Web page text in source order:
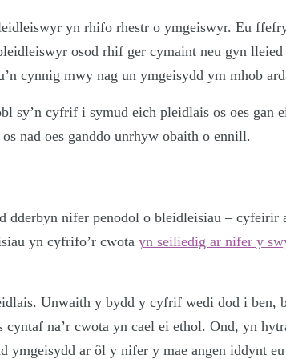
yn rhifo rhestr o ymgeiswyr. Eu
osod rhif ger cymaint neu gyn
cynnig mwy nag un ymgeisydd ym mhob
sy’n cyfrif i symud eich pleidlais os oes gan
nad oes ganddo unrhyw obaith o ennill.
dderbyn nifer penodol o bleidleisiau – cyfeirir
yn cyfrifo’r cwota yn seiliedig ar nifer y
Unwaith y bydd y cyfrif wedi dod i ben,
na’r cwota yn cael ei ethol. Ond, yn
ymgeisydd ar ôl y nifer y mae angen iddynt